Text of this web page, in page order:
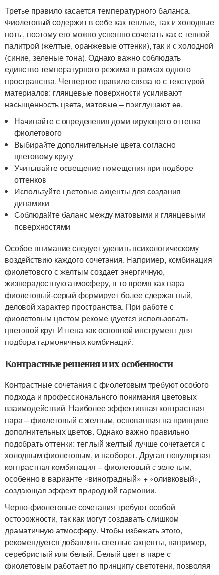
Третье правило касается температурного баланса.
Фиолетовый содержит в себе как теплые, так и холодные
ноты, поэтому его можно успешно сочетать как с теплой
палитрой (желтые, оранжевые оттенки), так и с холодной
(синие, зеленые тона). Однако важно соблюдать
единство температурного режима в рамках одного
пространства. Четвертое правило связано с текстурой
материалов: глянцевые поверхности усиливают
насыщенность цвета, матовые – приглушают ее.
Начинайте с определения доминирующего оттенка
фиолетового
Выбирайте дополнительные цвета согласно
цветовому кругу
Учитывайте освещение помещения при подборе
оттенков
Используйте цветовые акценты для создания
динамики
Соблюдайте баланс между матовыми и глянцевыми
поверхностями
Особое внимание следует уделить психологическому
воздействию каждого сочетания. Например, комбинация
фиолетового с желтым создает энергичную,
жизнерадостную атмосферу, в то время как пара
фиолетовый-серый формирует более сдержанный,
деловой характер пространства. При работе с
фиолетовым цветом рекомендуется использовать
цветовой круг Иттена как основной инструмент для
подбора гармоничных комбинаций.
Контрастные решения и их особенности
Контрастные сочетания с фиолетовым требуют особого
подхода и профессионального понимания цветовых
взаимодействий. Наиболее эффективная контрастная
пара – фиолетовый с желтым, основанная на принципе
дополнительных цветов. Однако важно правильно
подобрать оттенки: теплый желтый лучше сочетается с
холодным фиолетовым, и наоборот. Другая популярная
контрастная комбинация – фиолетовый с зеленым,
особенно в варианте «виноградный» + «оливковый»,
создающая эффект природной гармонии.
Черно-фиолетовые сочетания требуют особой
осторожности, так как могут создавать слишком
драматичную атмосферу. Чтобы избежать этого,
рекомендуется добавлять светлые акценты, например,
серебристый или белый. Белый цвет в паре с
фиолетовым работает по принципу светотени, позволяя